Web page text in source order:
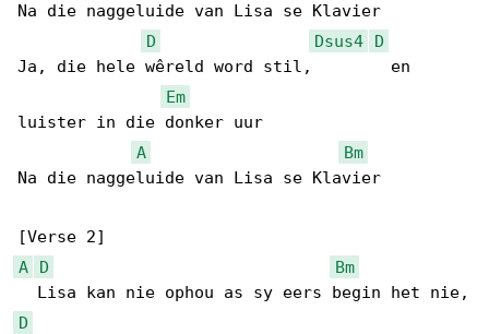
Na die naggeluide van Lisa se Klavier
D
Dsus4
D
Ja, die hele wêreld word stil,        en
Em
luister in die donker uur
A
Bm
Na die naggeluide van Lisa se Klavier
A
D
Bm
D